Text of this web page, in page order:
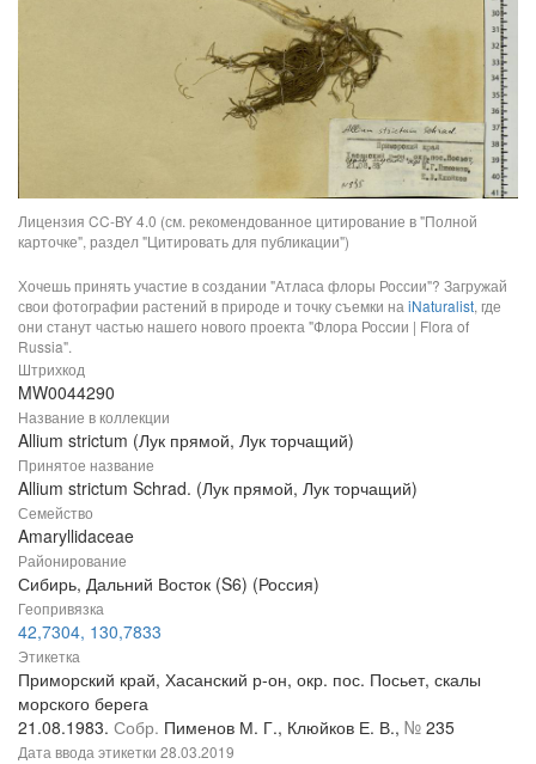
Лицензия CC-BY 4.0 (см. рекомендованное цитирование в "Полной
карточке", раздел "Цитировать для публикации")
Хочешь принять участие в создании "Атласа флоры России"? Загружай
свои фотографии растений в природе и точку съемки на iNaturalist, где
они станут частью нашего нового проекта "Флора России | Flora of
Russia".
Штрихкод
MW0044290
Название в коллекции
Allium strictum (Лук прямой, Лук торчащий)
Принятое название
Allium strictum Schrad. (Лук прямой, Лук торчащий)
Семейство
Amaryllidaceae
Районирование
Сибирь, Дальний Восток (S6) (Россия)
Геопривязка
42,7304, 130,7833
Этикетка
Приморский край, Хасанский р-он, окр. пос. Посьет, скалы
морского берега
21.08.1983. Собр. Пименов М. Г., Клюйков Е. В., № 235
Дата ввода этикетки 28.03.2019